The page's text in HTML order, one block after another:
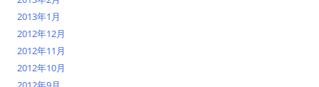
2013年1月
2012年12月
2012年11月
2012年10月